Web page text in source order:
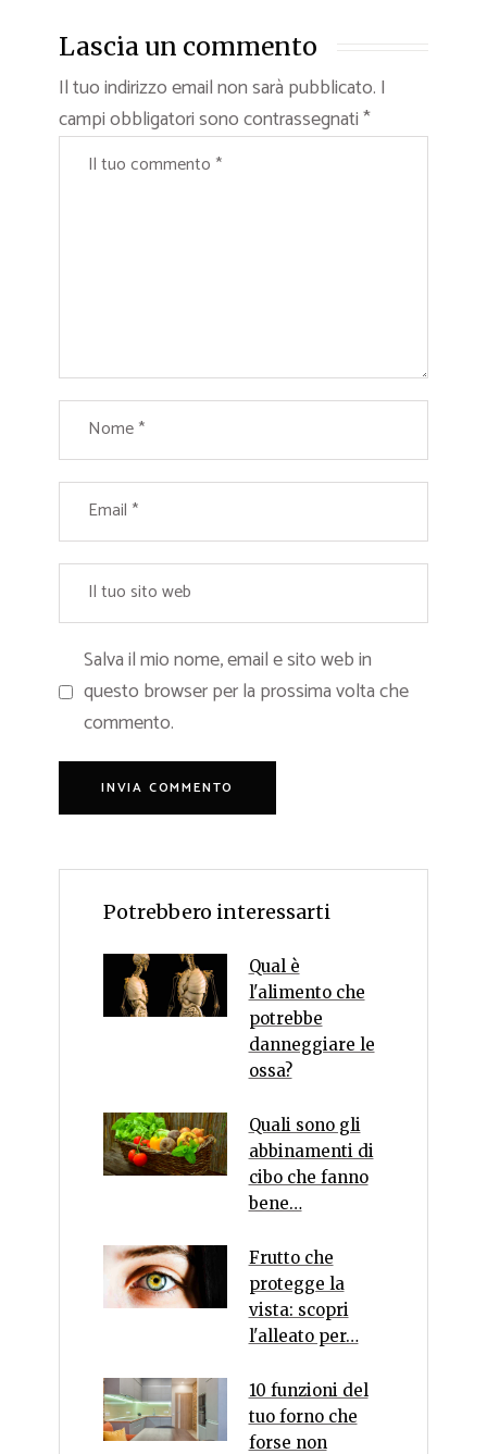
Lascia un commento
Il tuo indirizzo email non sarà pubblicato. I
campi obbligatori sono contrassegnati*
Salva il mio nome, email e sito web in
questo browser per la prossima volta che
commento.
Potrebbero interessarti
Qual è
l'alimento che
potrebbe
danneggiare le
ossa?
Quali sono gli
abbinamenti di
cibo che fanno
bene…
Frutto che
protegge la
vista: scopri
l'alleato per…
10 funzioni del
tuo forno che
forse non